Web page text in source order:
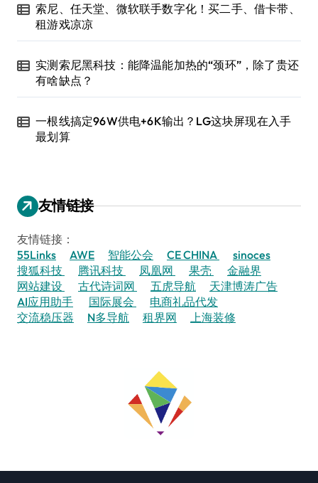
索尼、任天堂、微软联手数字化！买二手、借卡带、
租游戏凉凉
实测索尼黑科技：能降温能加热的“颈环”，除了贵还
有啥缺点？
一根线搞定96W供电+6K输出？LG这块屏现在入手
最划算
友情链接
友情链接：
55Links
AWE 智能公会 CE CHINA
sinoces
搜狐科技
腾讯科技 凤凰网 果壳
金融界
网站建设
古代诗词网 五虎导航
天津博涛广告
AI应用助手
国际展会
电商礼品代发
交流稳压器
N多导航 租界网 上海装修